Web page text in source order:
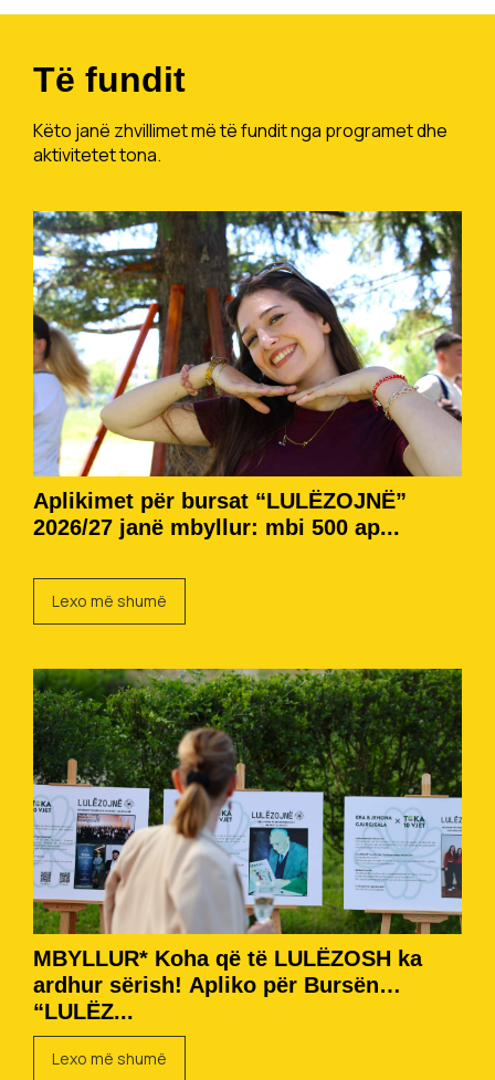
Të fundit
Këto janë zhvillimet më të fundit nga programet dhe
aktivitetet tona.
Aplikimet për bursat “LULËZOJNË”
2026/27 janë mbyllur: mbi 500 ap...
Lexo më shumë
MBYLLUR* Koha që të LULËZOSH ka
ardhur sërish! Apliko për Bursën
“LULËZ...
Lexo më shumë